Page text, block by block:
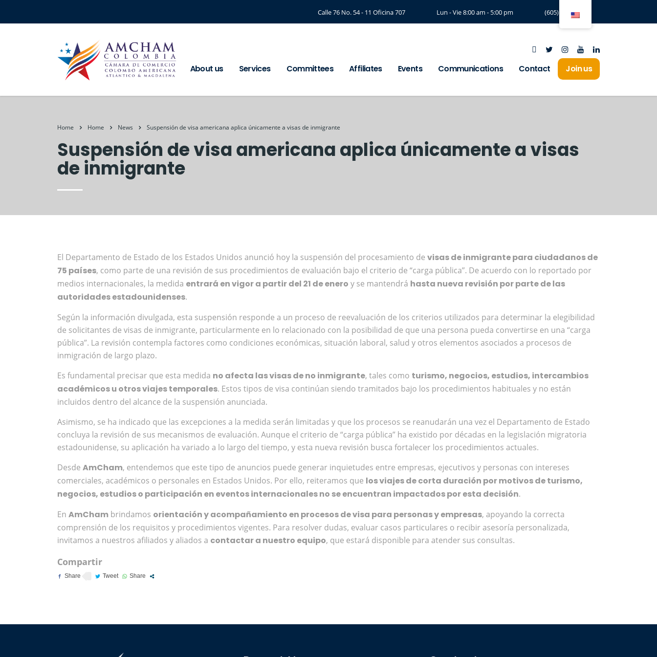
Calle 76 No. 54 - 11 Oficina 707 Lun - Vie 8:00 am - 5:00 pm (605) 3294197
About us Services Committees Affiliates Events Communications Contact Join us
Home Home News Suspensión de visa americana aplica únicamente a visas de inmigrante
Suspensión de visa americana aplica únicamente a visas
de inmigrante
El Departamento de Estado de los Estados Unidos anunció hoy la suspensión del procesamiento de visas de inmigrante para ciudadanos de
75 países, como parte de una revisión de sus procedimientos de evaluación bajo el criterio de “carga pública”. De acuerdo con lo reportado por
medios internacionales, la medida entrará en vigor a partir del 21 de enero y se mantendrá hasta nueva revisión por parte de las
autoridades estadounidenses.
Según la información divulgada, esta suspensión responde a un proceso de reevaluación de los criterios utilizados para determinar la elegibilidad
de solicitantes de visas de inmigrante, particularmente en lo relacionado con la posibilidad de que una persona pueda convertirse en una “carga
pública”. La revisión contempla factores como condiciones económicas, situación laboral, salud y otros elementos asociados a procesos de
inmigración de largo plazo.
Es fundamental precisar que esta medida no afecta las visas de no inmigrante, tales como turismo, negocios, estudios, intercambios
académicos u otros viajes temporales. Estos tipos de visa continúan siendo tramitados bajo los procedimientos habituales y no están
incluidos dentro del alcance de la suspensión anunciada.
Asimismo, se ha indicado que las excepciones a la medida serán limitadas y que los procesos se reanudarán una vez el Departamento de Estado
concluya la revisión de sus mecanismos de evaluación. Aunque el criterio de “carga pública” ha existido por décadas en la legislación migratoria
estadounidense, su aplicación ha variado a lo largo del tiempo, y esta nueva revisión busca fortalecer los procedimientos actuales.
Desde AmCham, entendemos que este tipo de anuncios puede generar inquietudes entre empresas, ejecutivos y personas con intereses
comerciales, académicos o personales en Estados Unidos. Por ello, reiteramos que los viajes de corta duración por motivos de turismo,
negocios, estudios o participación en eventos internacionales no se encuentran impactados por esta decisión.
En AmCham brindamos orientación y acompañamiento en procesos de visa para personas y empresas, apoyando la correcta
comprensión de los requisitos y procedimientos vigentes. Para resolver dudas, evaluar casos particulares o recibir asesoría personalizada,
invitamos a nuestros afiliados y aliados a contactar a nuestro equipo, que estará disponible para atender sus consultas.
Compartir